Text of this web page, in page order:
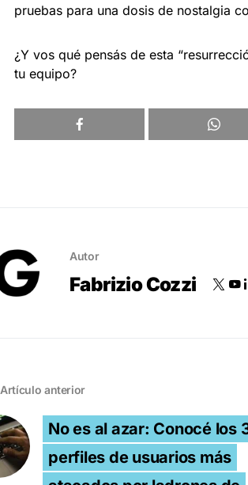
pruebas para una dosis de nostalgia
¿Y vos qué pensás de esta
tu equipo?
Autor
Fabrizio Cozzi
Artículo anterior
No es al azar: Conocé los
perfiles de usuarios más